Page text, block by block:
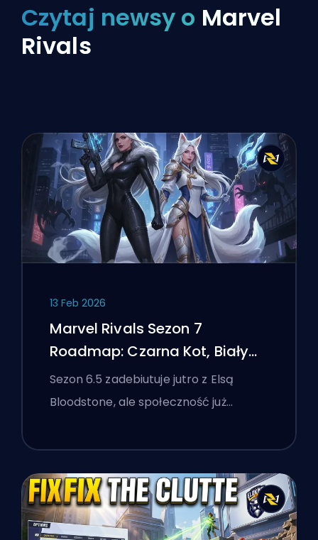
Czytaj newsy o Marvel
Rivals
13 Feb 2026
Marvel Rivals Sezon 7
Roadmap: Czarna Kot, Biały
Lis i Wydarzenie Monsters
Take Manhattan
Sezon 6.5 zadebiutuje jutro z Elsą
Bloodstone, ale społeczność już…